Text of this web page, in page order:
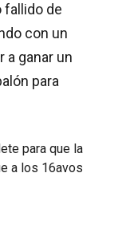
fallido de
con un
a ganar un
para